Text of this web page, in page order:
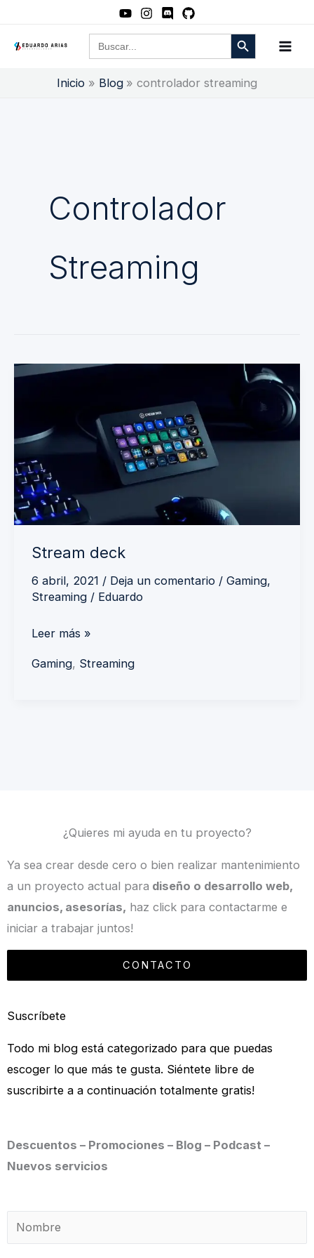
contenido
Buscar: Botón de búsqueda
Inicio Blog controlador streaming
Controlador
Streaming
Stream deck
6 abril, 2021 / Deja un comentario / Gaming,
Streaming/ Eduardo
Stream
Leer más »
Gaming, Streaming
¿Quieres mi ayuda en tu proyecto?
Ya sea crear desde cero o bien realizar mantenimiento
a un proyecto actual para diseño o desarrollo web,
anuncios, asesorías, haz click para contactarme e
iniciar a trabajar juntos!
CONTACTO
Suscríbete
Todo mi blog está categorizado para que puedas
escoger lo que más te gusta. Siéntete libre de
suscribirte a a continuación totalmente gratis!
Descuentos – Promociones – Blog – Podcast –
Nuevos servicios